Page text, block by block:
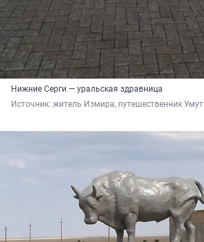
Нижние Серги — уральская здравница
Источник: житель Измира, путешественник Умут